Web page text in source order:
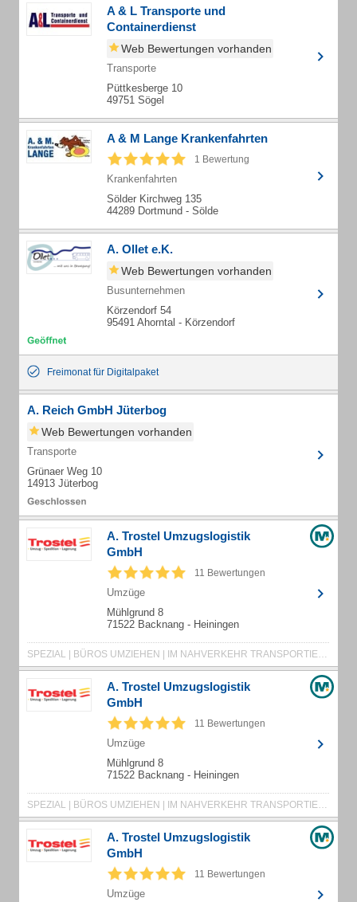
A & L Transporte und
Containerdienst
Web Bewertungen vorhanden
Transporte
Püttkesberge 10
49751 Sögel
A & M Lange Krankenfahrten
1 Bewertung
Krankenfahrten
Sölder Kirchweg 135
44289 Dortmund - Sölde
A. Ollet e.K.
Web Bewertungen vorhanden
Busunternehmen
Körzendorf 54
95491 Ahorntal - Körzendorf
Freimonat für Digitalpaket
A. Reich GmbH Jüterbog
Web Bewertungen vorhanden
Transporte
Grünaer Weg 10
14913 Jüterbog
A. Trostel Umzugslogistik
GmbH
11 Bewertungen
Umzüge
Mühlgrund 8
71522 Backnang - Heiningen
SPEZIAL | BÜROS UMZIEHEN | IM NAHVERKEHR TRANSPORTIEREN | ALTENHEIMUMZÜGE | ANTIQUITÄTEN TRANSPORTIEREN | MÖBEL ENTSORGEN | MÖBEL TRANSPORTIEREN | VERPACKUNGEN VERKAUFEN | MÖBELSPEDITION | ÜBERSEEUMZUG | SENIORENHAUSHALT UMZIEHEN | TRANSPORTIEREN | UMZUGSSPEDITION | UMZUGSTRANSPORTE | SCHRÄNKE MONTIEREN | MÖBELPACKER | WOHNUNGEN ENTRÜMPELN | LAGERUNG | UMZUG | UMZUGSUNTERNEHMEN | MÖBEL LAGERN
A. Trostel Umzugslogistik
GmbH
11 Bewertungen
Umzüge
Mühlgrund 8
71522 Backnang - Heiningen
SPEZIAL | BÜROS UMZIEHEN | IM NAHVERKEHR TRANSPORTIEREN | ALTENHEIMUMZÜGE | ANTIQUITÄTEN TRANSPORTIEREN | MÖBEL ENTSORGEN | MÖBEL TRANSPORTIEREN | VERPACKUNGEN VERKAUFEN | MÖBELSPEDITION | ÜBERSEEUMZUG | SENIORENHAUSHALT UMZIEHEN | TRANSPORTIEREN | UMZUGSSPEDITION | UMZUGSTRANSPORTE | SCHRÄNKE MONTIEREN | MÖBELPACKER | WOHNUNGEN ENTRÜMPELN | LAGERUNG | UMZUG | UMZUGSUNTERNEHMEN | MÖBEL LAGERN
A. Trostel Umzugslogistik
GmbH
11 Bewertungen
Umzüge